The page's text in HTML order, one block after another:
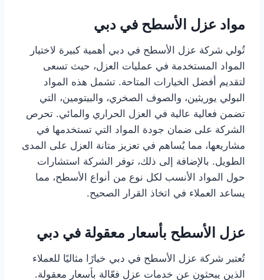
مواد عزل الأسطح في دبي
تُولي شركة عزل الأسطح في دبي أهمية كبيرة لاختيار
المواد المستخدمة في عمليات العزل، حيث تسعى
لتقديم أفضل الخيارات المتاحة. تشمل هذه المواد
البولي يوريثين، والصوف الصخري، والبيتومين، التي
تضمن فعالية عالية في العزل الحراري والمائي. تحرص
الشركة على ضمان جودة المواد التي تستخدمها في
مشاريعها، مما يُساهم في تعزيز متانة العزل على المدى
الطويل. بالإضافة إلى ذلك، توفر الشركة استشارات
حول المواد الأنسب لكل نوع من أنواع الأسطح، مما
يساعد العملاء في اتخاذ القرار الصحيح.
عزل الأسطح بأسعار معقولة في دبي
تُعتبر شركة عزل الأسطح في دبي خيارًا مثاليًا للعملاء
الذين يبحثون عن خدمات عزل فعّالة بأسعار معقولة.